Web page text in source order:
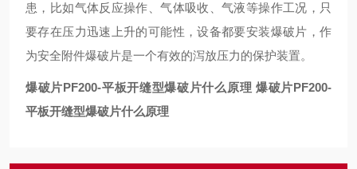
患，比如气体反应操作、气体吸收、气液等操作工况，只
要存在压力迅速上升的可能性，设备都要安装爆破片，作
为安全附件爆破片是一个有效的泻放压力的保护装置。
爆破片PF200-平板开缝型爆破片什么原理 爆破片PF200-
平板开缝型爆破片什么原理